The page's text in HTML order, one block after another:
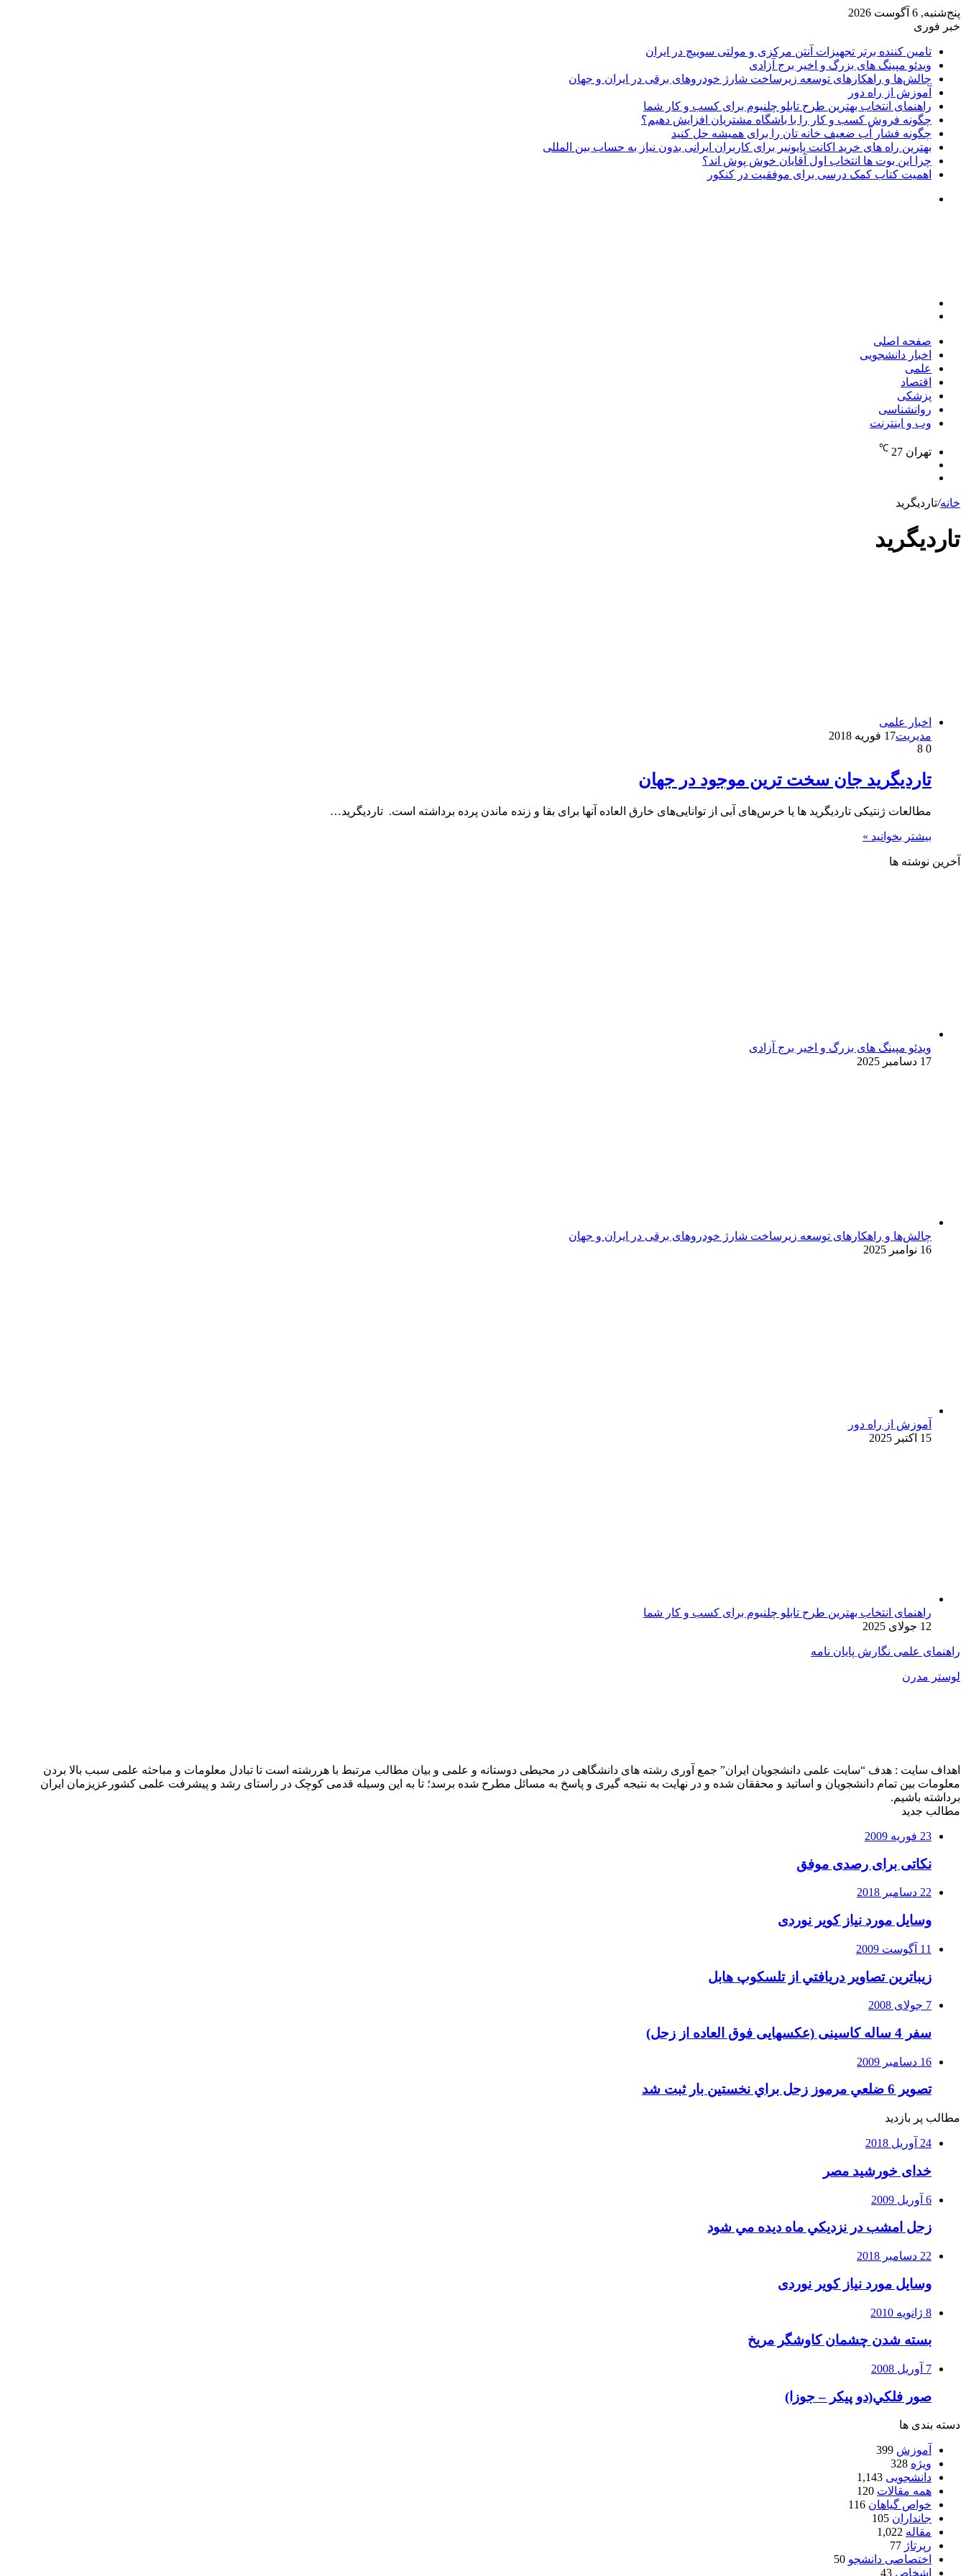
پنج‌شنبه, 6 آگوست 2026
خبر فوری
تامین کننده برتر تجهیزات آنتن مرکزی و مولتی سوییچ در ایران
ویدئو مپینگ های بزرگ و اخیر برج آزادی
چالش‌ها و راهکارهای توسعه زیرساخت شارژ خودروهای برقی در ایران و جهان
آموزش از راه دور
راهنمای انتخاب بهترین طرح تابلو چلنیوم برای کسب و کار شما
چگونه فروش کسب و کار را با باشگاه مشتریان افزایش دهیم؟
چگونه فشار آب ضعیف خانه تان را برای همیشه حل کنید
بهترین راه های خرید اکانت پایونیر برای کاربران ایرانی بدون نیاز به حساب بین المللی
چرا این بوت ها انتخاب اول آقایان خوش پوش اند؟
اهمیت کتاب کمک درسی برای موفقیت در کنکور
صفحه اصلی
اخبار دانشجویی
علمی
اقتصاد
پزشکی
روانشناسی
وب و اینترنت
تهران 27
℃
خانه/تاردیگرید
تاردیگرید
اخبار علمی
مدیریت17 فوریه 2018
0
تاردیگرید جان سخت ترین موجود در جهان
مطالعات ژنتیکی تاردیگرید ها یا خرس‌های آبی از توانایی‌های خارق العاده آنها برای بقا و زنده ماندن پرده برداشته است. تاردیگرید…
بیشتر بخوانید »
آخرین نوشته ها
ویدئو مپینگ های بزرگ و اخیر برج آزادی
17 دسامبر 2025
چالش‌ها و راهکارهای توسعه زیرساخت شارژ خودروهای برقی در ایران و جهان
16 نوامبر 2025
آموزش از راه دور
15 اکتبر 2025
راهنمای انتخاب بهترین طرح تابلو چلنیوم برای کسب و کار شما
12 جولای 2025
راهنمای علمی نگارش پایان نامه
لوستر مدرن
اهداف سایت : هدف “سایت علمی دانشجویان ایران” جمع آوری رشته های دانشگاهی در محیطی دوستانه و علمی و بیان مطالب مرتبط با هررشته است تا تبادل معلومات و مباحثه علمی سبب بالا بردن
معلومات بین تمام دانشجویان و اساتید و محققان شده و در نهایت به نتیجه گیری و پاسخ به مسائل مطرح شده برسد؛ تا به این وسیله قدمی کوچک در راستای رشد و پیشرفت علمی کشورعزیزمان ایران
برداشته باشیم.
مطالب جدید
23 فوریه 2009
نکاتی برای رصدی موفق
22 دسامبر 2018
وسایل مورد نیاز کویر نوردی
11 آگوست 2009
زيباترين تصاوير دريافتي از تلسكوپ هابل
7 جولای 2008
سفر 4 ساله کاسینی (عکسهایی فوق العاده از زحل)
16 دسامبر 2009
تصوير 6 ضلعي مرموز زحل براي نخستين بار ثبت شد
مطالب پر بازدید
24 آوریل 2018
خدای خورشید مصر
6 آوریل 2009
زحل امشب در نزديكي ماه ديده مي شود
22 دسامبر 2018
وسایل مورد نیاز کویر نوردی
8 ژانویه 2010
بسته شدن چشمان کاوشگر مريخ
7 آوریل 2008
صور فلكي(دو پیکر – جوزا)
دسته بندی ها
آموزش 399
ویژه 328
دانشجویی 1,143
همه مقالات 120
خواص گیاهان 116
جانداران 105
مقاله 1,022
رپرتاژ 77
اختصاصی دانشجو 50
اشخاص 43